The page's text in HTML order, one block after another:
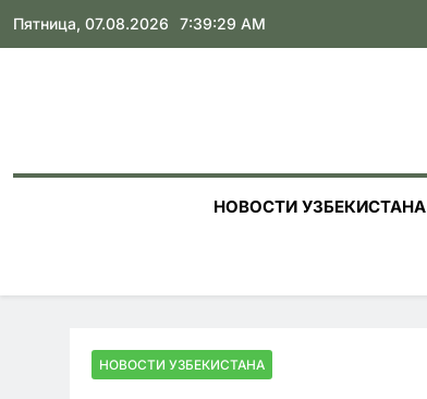
Skip
Пятница, 07.08.2026 7:39:30 AM
НОВОСТИ УЗБЕКИСТАНА
НОВОСТИ УЗБЕКИСТАНА